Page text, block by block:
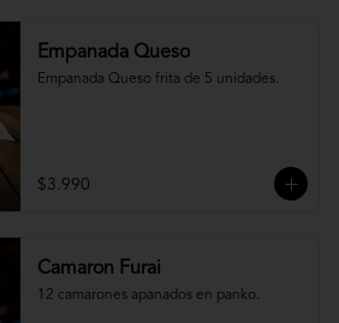
Empanada Queso
Empanada Queso frita de 5 unidades.
$3.990
Camaron Furai
12 camarones apanados en panko.